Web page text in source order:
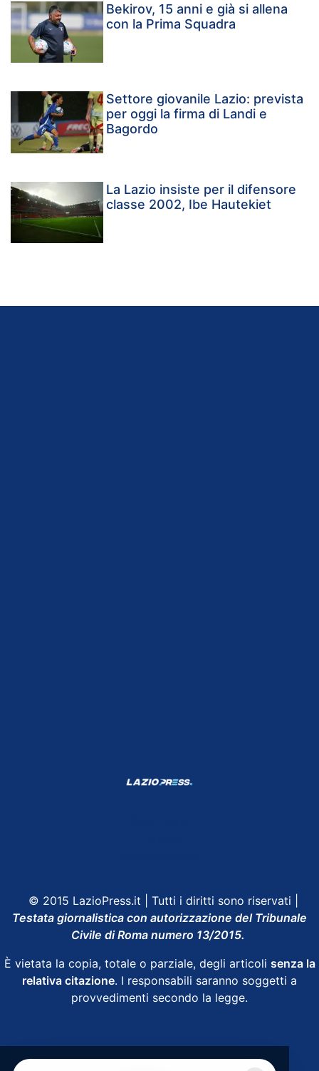
Bekirov, 15 anni e già si allena
con la Prima Squadra
Settore giovanile Lazio: prevista
per oggi la firma di Landi e
Bagordo
La Lazio insiste per il difensore
classe 2002, Ibe Hautekiet
© 2015 LazioPress.it | Tutti i diritti sono riservati |
Testata giornalistica con autorizzazione del Tribunale
Civile di Roma numero 13/2015.
È vietata la copia, totale o parziale, degli articoli senza la
relativa citazione. I responsabili saranno soggetti a
provvedimenti secondo la legge.